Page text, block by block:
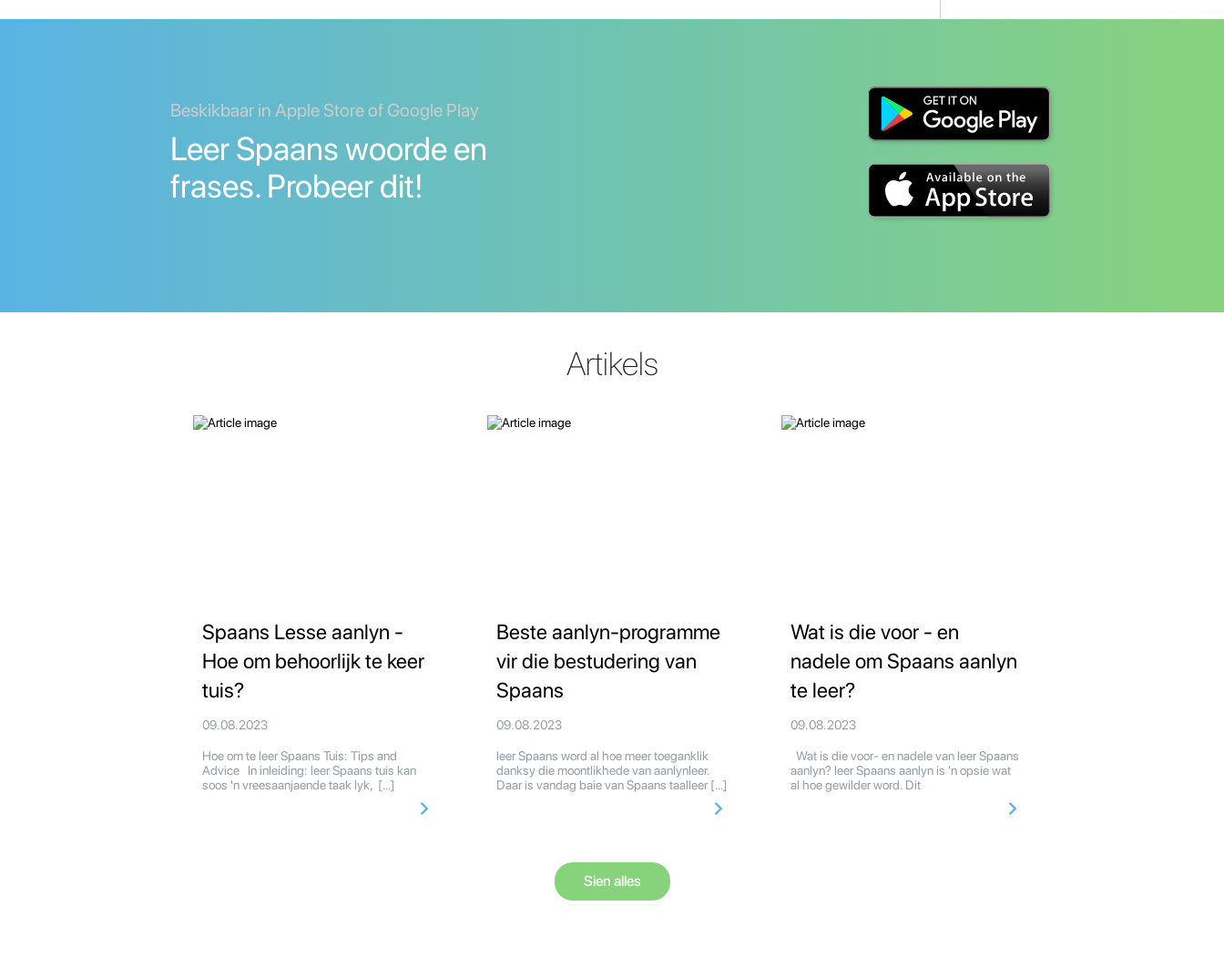
Beskikbaar in Apple Store of Google Play
Leer Spaans woorde en
frases. Probeer dit!
Artikels
Spaans Lesse aanlyn -
Hoe om behoorlijk te keer
tuis?
09.08.2023
Hoe om te leer Spaans Tuis: Tips and
Advice In inleiding: leer Spaans tuis kan
soos 'n vreesaanjaende taak lyk, […]
Beste aanlyn-programme
vir die bestudering van
Spaans
09.08.2023
leer Spaans word al hoe meer toeganklik
danksy die moontlikhede van aanlynleer.
Daar is vandag baie van Spaans taalleer […]
Wat is die voor - en
nadele om Spaans aanlyn
te leer?
09.08.2023
Wat is die voor- en nadele van leer Spaans
aanlyn? leer Spaans aanlyn is 'n opsie wat
al hoe gewilder word. Dit
Sien alles